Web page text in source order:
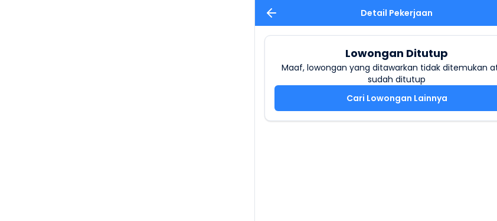
Detail Pekerjaan
Lowongan Ditutup
Maaf, lowongan yang ditawarkan tidak ditemukan
sudah ditutup
Cari Lowongan Lainnya